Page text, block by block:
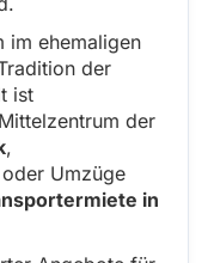
im ehemaligen
der
ist
der
,
Umzüge
in